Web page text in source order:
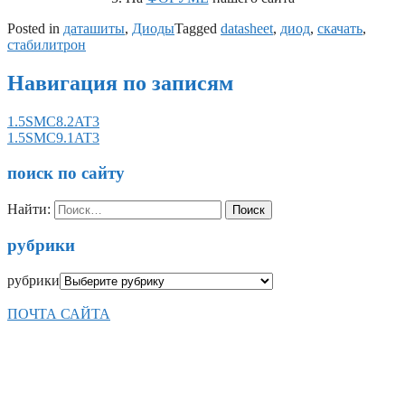
Posted in даташиты, ДиодыTagged datasheet, диод, скачать,
стабилитрон
Навигация по записям
1.5SMC8.2AT3
1.5SMC9.1AT3
поиск по сайту
Найти:
рубрики
рубрики
ПОЧТА САЙТА